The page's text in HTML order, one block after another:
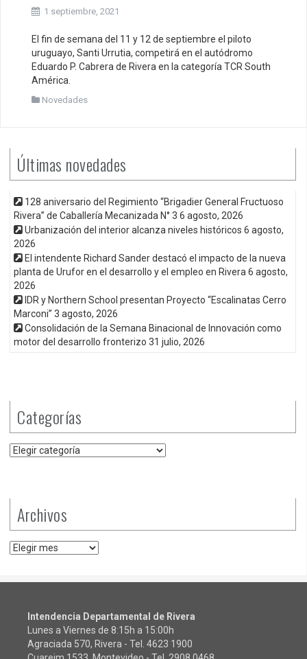
1 septiembre, 2021
El fin de semana del 11 y 12 de septiembre el piloto
uruguayo, Santi Urrutia, competirá en el autódromo
Eduardo P. Cabrera de Rivera en la categoría TCR South
América.
Novedades
Últimas novedades
128 aniversario del Regimiento “Brigadier General Fructuoso
Rivera” de Caballería Mecanizada N° 3 6 agosto, 2026
Urbanización del interior alcanza niveles históricos 6 agosto,
2026
El intendente Richard Sander destacó el impacto de la nueva
planta de Urufor en el desarrollo y el empleo en Rivera 6 agosto,
2026
IDR y Northern School presentan Proyecto “Escalinatas Cerro
Marconi” 3 agosto, 2026
Consolidación de la Semana Binacional de Innovación como
motor del desarrollo fronterizo 31 julio, 2026
Categorías
Categorías
Archivos
Archivos
Intendencia Departamental de Rivera
Lunes a Viernes de 8:15h a 15:00h
Agraciada 570, Rivera - Tel. 4623 1900